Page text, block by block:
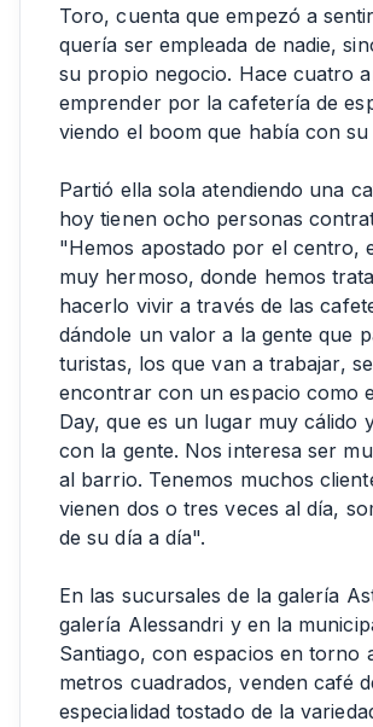
Toro, cuenta que empezó a
quería ser empleada de nadie,
su propio negocio. Hace cuatro
emprender por la cafetería de
viendo el boom que había con
Partió ella sola atendiendo una
hoy tienen ocho personas
"Hemos apostado por el centro,
muy hermoso, donde hemos
hacerlo vivir a través de las
dándole un valor a la gente que
turistas, los que van a trabajar,
encontrar con un espacio como
Day, que es un lugar muy cálido
con la gente. Nos interesa ser
al barrio. Tenemos muchos
vienen dos o tres veces al día,
de su día a día".
En las sucursales de la galería
galería Alessandri y en la
Santiago, con espacios en torno
metros cuadrados, venden café
especialidad tostado de la